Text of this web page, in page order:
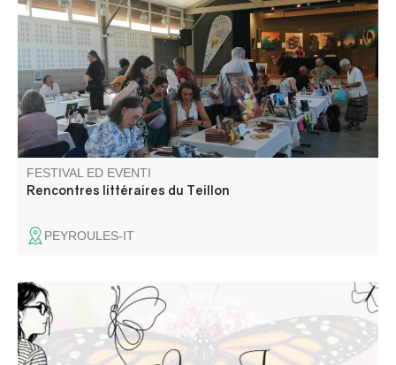
interviste, area lettura, esposizione. Ristorazione in loco.
FESTIVAL ED EVENTI
Rencontres littéraires du Teillon
PEYROULES-IT
La Journée Valentine est une journée festive et solidaire
pour les enfants papillon ! Venez nombreux pour une
journée dédiée à Valentine, petite puce atteinte